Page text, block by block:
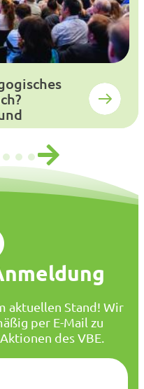
aktuellen Stand! Wir
per E-Mail zu
des VBE.